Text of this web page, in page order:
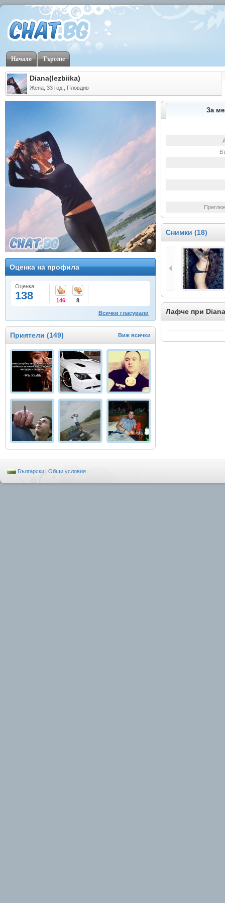
Начало Търсене
Diana(lezbiika)
Жена, 33 год., Пловдив
Оценка на профила
Оценка:
138 146 8
Всички гласували
Приятели (149) Виж всички
За
Снимки (18)
Лафче при
Български | Общи условия